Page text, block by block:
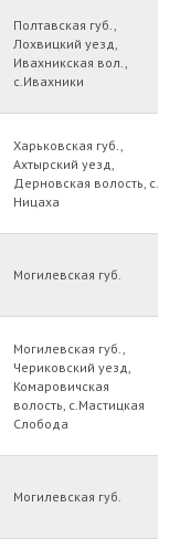
Полтавская губ.,
Лохвицкий уезд,
Ивахникская вол.,
с.Ивахники
Харьковская губ.,
Ахтырский уезд,
Дерновская волость, с.
Ницаха
Могилевская губ.
Могилевская губ.,
Чериковский уезд,
Комаровичская
волость, с.Мастицкая
Слобода
Могилевская губ.